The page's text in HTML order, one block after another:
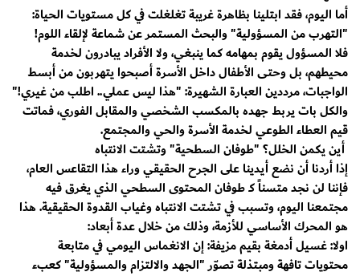
​أما اليوم، فقد ابتلينا بظاهرة غريبة تغلغلت في كل مستويات الحياة:
"التهرب من المسؤولية" والبحث المستمر عن شماعة لإلقاء اللوم!
​فلا المسؤول يقوم بمهامه كما ينبغي، ولا الأفراد يبادرون لخدمة
محيطهم، بل وحتى الأطفال داخل الأسرة أصبحوا يتهربون من أبسط
الواجبات، مرددين العبارة الشهيرة: "هذا ليس عملي.. اطلب من غيري!"
والكل بات يربط جهده بالمكسب الشخصي والمقابل الفوري، فماتت
قيم العطاء الطوعي لخدمة الأسرة والحي والمجتمع.
​ أين يكمن الخلل؟ "طوفان السطحية" وتشتت الانتباه
​إذا أردنا أن نضع أيدينا على الجرح الحقيقي وراء هذا التقاعس العام،
فإننا لن نجد متسناً كـ طوفان المحتوى السطحي الذي يغرق فيه
مجتمعنا اليوم، وتسبب في تشتت الانتباه وغياب القدوة الحقيقية. هذا
هو المحرك الأساسي للأزمة، وذلك من خلال عدة أبعاد:
اولا: ​غسيل أدمغة بقيم مزيفة: إن الانغماس اليومي في متابعة
محتويات تافهة ومبتذلة تصوّر "الجهد والالتزام والمسؤولية" كعبء